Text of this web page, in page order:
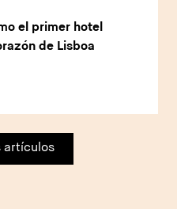
el primer hotel
de Lisboa
artículos